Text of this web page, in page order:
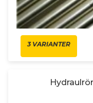
3 VARIANTER